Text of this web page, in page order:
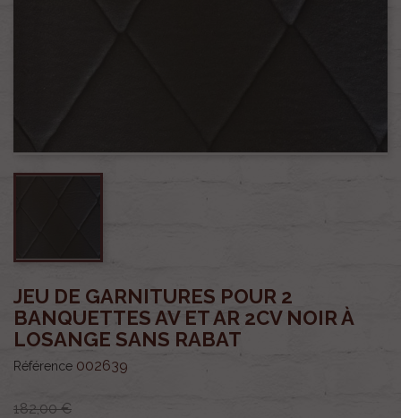
JEU DE GARNITURES POUR 2
BANQUETTES AV ET AR 2CV NOIR À
LOSANGE SANS RABAT
Référence 002639
182,00 €